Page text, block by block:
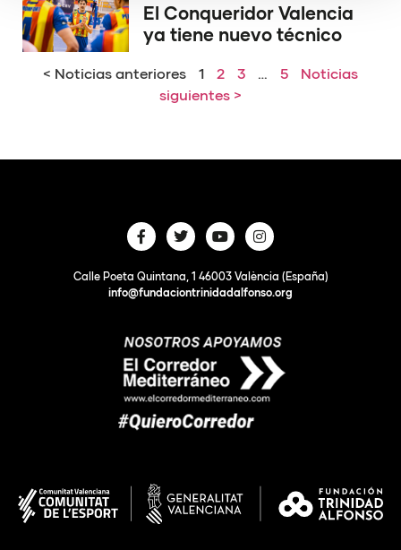
El Conqueridor Valencia
ya tiene nuevo técnico
< Noticias anteriores 1 2 3 … 5
Noticias
siguientes >
Calle Poeta Quintana, 1 46003 València (España)
info@fundaciontrinidadalfonso.org